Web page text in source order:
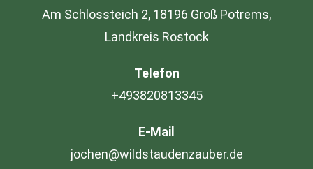
Am Schlossteich 2, 18196 Groß Potrems,
Landkreis Rostock
Telefon
+493820813345
E-Mail
jochen@wildstaudenzauber.de